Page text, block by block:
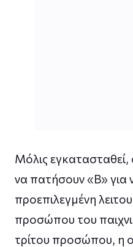
Μόλις εγκατασταθεί,
να πατήσουν «B» για
προεπιλεγμένη
προσώπου του
τρίτου προσώπου, η